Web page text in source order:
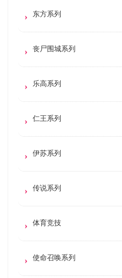
东方系列
丧尸围城系列
乐高系列
仁王系列
伊苏系列
传说系列
体育竞技
使命召唤系列